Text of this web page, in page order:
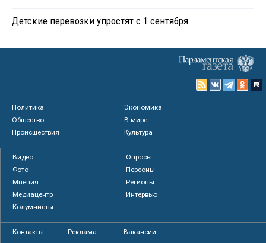
Детские перевозки упростят с 1 сентября
Политика
Экономика
Общество
В мире
Происшествия
Культура
Видео
Опросы
Фото
Персоны
Мнения
Регионы
Медиацентр
Интервью
Колумнисты
Контакты Реклама Вакансии